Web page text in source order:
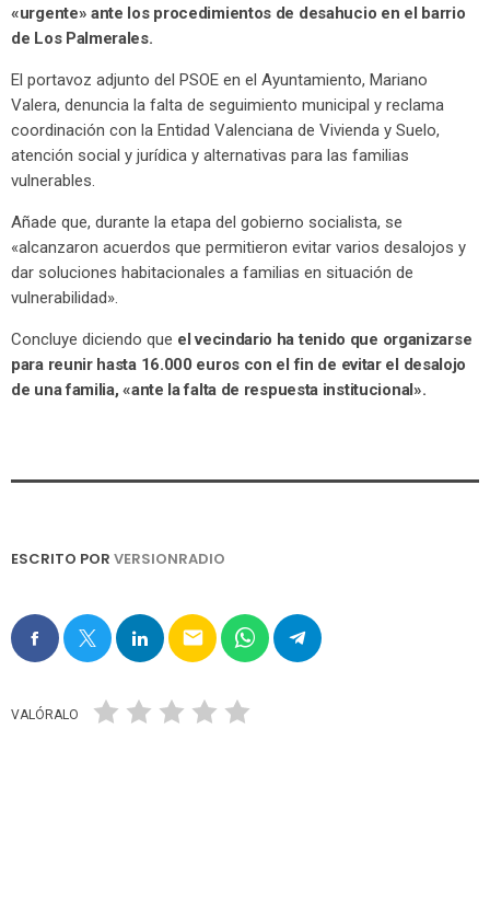
«urgente» ante los procedimientos de desahucio en el barrio
de Los Palmerales.
El portavoz adjunto del PSOE en el Ayuntamiento, Mariano
Valera, denuncia la falta de seguimiento municipal y reclama
coordinación con la Entidad Valenciana de Vivienda y Suelo,
atención social y jurídica y alternativas para las familias
vulnerables.
Añade que, durante la etapa del gobierno socialista, se
«alcanzaron acuerdos que permitieron evitar varios desalojos y
dar soluciones habitacionales a familias en situación de
vulnerabilidad».
Concluye diciendo que el vecindario ha tenido que organizarse
para reunir hasta 16.000 euros con el fin de evitar el desalojo
de una familia, «ante la falta de respuesta institucional».
ESCRITO POR VERSIONRADIO
email
VALÓRALO